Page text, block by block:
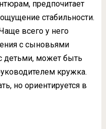
предпочитает
стабильности.
всего у него
с сыновьями
детьми, может быть
кружка.
но ориентируется в